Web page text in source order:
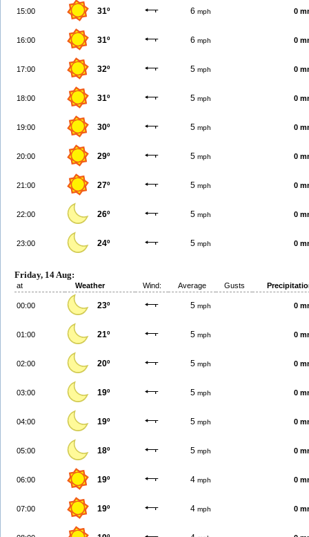
15:00 31º 6 mph 0
16:00 31º 6 mph 0
17:00 32º 5 mph 0
18:00 31º 5 mph 0
19:00 30º 5 mph 0
20:00 29º 5 mph 0
21:00 27º 5 mph 0
22:00 26º 5 mph 0
23:00 24º 5 mph 0
Friday, 14 Aug:
at Weather Wind: Average Gusts
00:00 23º 5 mph 0
01:00 21º 5 mph 0
02:00 20º 5 mph 0
03:00 19º 5 mph 0
04:00 19º 5 mph 0
05:00 18º 5 mph 0
06:00 19º 4 mph 0
07:00 19º 4 mph 0